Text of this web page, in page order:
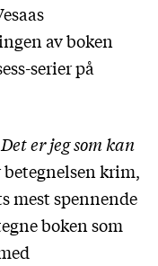
av boken
serier på
Det er jeg som kan
krim,
mest spennende
boken som